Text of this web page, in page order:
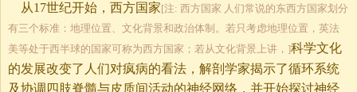
从17世纪开始，西方国家[注: 西方国家 人们常说的东西方国家划分
有三个标准：地理位置、文化背景和政治体制。若只考虑地理位置，英法
美等处于西半球的国家可称为西方国家；若从文化背景上讲，]科学文化
的发展改变了人们对疯病的看法，解剖学家揭示了循环系统
及协调四肢脊髓与皮质间活动的神经网络，并开始探讨神经